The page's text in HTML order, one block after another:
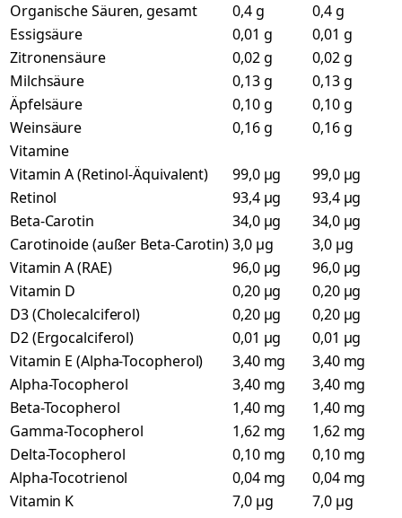
Organische Säuren, gesamt
0,4 g
0,4 g
Essigsäure
0,01 g
0,01 g
Zitronensäure
0,02 g
0,02 g
Milchsäure
0,13 g
0,13 g
Äpfelsäure
0,10 g
0,10 g
Weinsäure
0,16 g
0,16 g
Vitamine
Vitamin A (Retinol-Äquivalent)
99,0 µg
99,0 µg
Retinol
93,4 µg
93,4 µg
Beta-Carotin
34,0 µg
34,0 µg
Carotinoide (außer Beta-Carotin)3,0 µg
3,0 µg
Vitamin A (RAE)
96,0 µg
96,0 µg
Vitamin D
0,20 µg
0,20 µg
D3 (Cholecalciferol)
0,20 µg
0,20 µg
D2 (Ergocalciferol)
0,01 µg
0,01 µg
Vitamin E (Alpha-Tocopherol)
3,40 mg
3,40 mg
Alpha-Tocopherol
3,40 mg
3,40 mg
Beta-Tocopherol
1,40 mg
1,40 mg
Gamma-Tocopherol
1,62 mg
1,62 mg
Delta-Tocopherol
0,10 mg
0,10 mg
Alpha-Tocotrienol
0,04 mg
0,04 mg
Vitamin K
7,0 µg
7,0 µg